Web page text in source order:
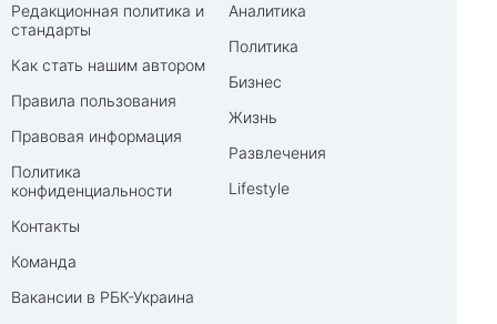
Редакционная политика и
стандарты
Как стать нашим автором
Правила пользования
Правовая информация
Политика
конфиденциальности
Контакты
Команда
Вакансии в РБК-Украина
Аналитика
Политика
Бизнес
Жизнь
Развлечения
Lifestyle